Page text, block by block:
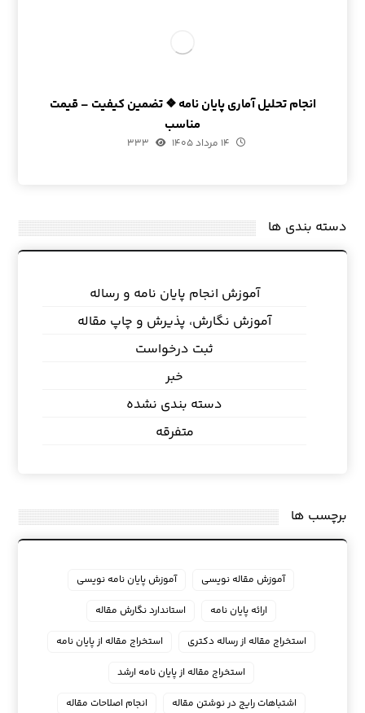
انجام تحلیل آماری پایان نامه ❖ تضمین کیفیت – قیمت
مناسب
۱۴ مرداد ۱۴۰۵ ۳۳۳
دسته بندی ها
آموزش انجام پایان نامه و رساله
آموزش نگارش، پذیرش و چاپ مقاله
ثبت درخواست
خبر
دسته بندی نشده
متفرقه
برچسب ها
آموزش مقاله نویسی
آموزش پایان نامه نویسی
ارائه پایان نامه
استاندارد نگارش مقاله
استخراج مقاله از رساله دکتری
استخراج مقاله از پایان نامه
استخراج مقاله از پایان نامه ارشد
اشتباهات رایج در نوشتن مقاله
انجام اصلاحات مقاله